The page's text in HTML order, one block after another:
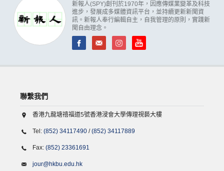
新報人(SPY)創刊於1970年，因應傳媒業變革及科技
進步，發展成多媒體資訊平台，並持續更新新聞資
訊。新報人奉行編輯自主，自我管理的原則，實踐新
聞自由理念。
聯繫我們
香港九龍塘禧福道5號香港浸會大學傳理視藝大樓
Tel: (852) 34117490 /(852) 34117889
Fax: (852) 23361691
jour@hkbu.edu.hk